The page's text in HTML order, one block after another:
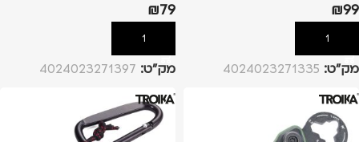
₪99
הוספה לסל
מק”ט: 4024023271335
₪79
הוספה לסל
מק”ט: 4024023271397